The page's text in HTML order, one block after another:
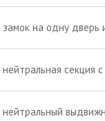
замок на одну дверь
нейтральная секция
нейтральный